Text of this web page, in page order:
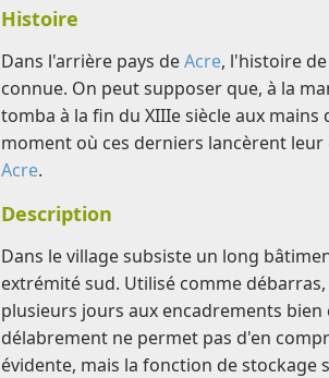
Histoire
Dans l'arrière pays deAcre, l'histoire
connue. On peut supposer que, à la
tomba à la fin du XIIIe siècle aux mains
moment où ces derniers lancèrent
Acre.
Description
Dans le village subsiste un long
extrémité sud. Utilisé comme
plusieurs jours aux encadrements bien
délabrement ne permet pas d'en
évidente, mais la fonction de stockage